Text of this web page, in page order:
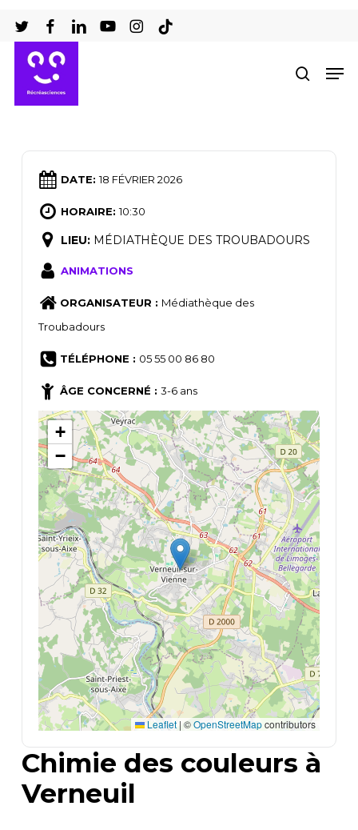
au
contenu
principal
DATE:18 FÉVRIER 2026
HORAIRE:10:30
LIEU: MÉDIATHÈQUE DES TROUBADOURS
ANIMATIONS
ORGANISATEUR : Médiathèque des
Troubadours
TÉLÉPHONE : 05 55 00 86 80
ÂGE CONCERNÉ : 3-6 ans
+
−
Leaflet | ©OpenStreetMapcontributors
Chimie des couleurs à
Verneuil
le